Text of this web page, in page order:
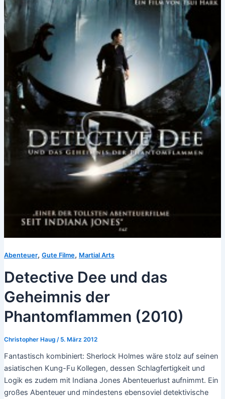
Abenteuer, Gute Filme, Martial Arts
Detective Dee und das
Geheimnis der
Phantomflammen (2010)
Christopher Haug / 5. März 2012
Fantastisch kombiniert: Sherlock Holmes wäre stolz auf seinen
asiatischen Kung-Fu Kollegen, dessen Schlagfertigkeit und
Logik es zudem mit Indiana Jones Abenteuerlust aufnimmt. Ein
großes Abenteuer und mindestens ebensoviel detektivische